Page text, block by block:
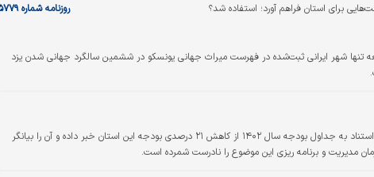
برای استان فراهم آورد؛ استفاده شد؟ روزنامه شماره ۵۷۷۹
تنها شهر ایرانی ثبت‌شده در فهرست میراث جهانی یونسکو در ششمین سالگرد جهانی شدن یزد
در حالی که رسانه های محلی استان یزد با استناد به جداول بودجه سال ۱۴۰۲ از کاهش ۲۱ درصدی بودجه این استان خبر داده و آن را بیانگر
مدیریت و برنامه ریزی این موضوع را نادرست شمرده است.